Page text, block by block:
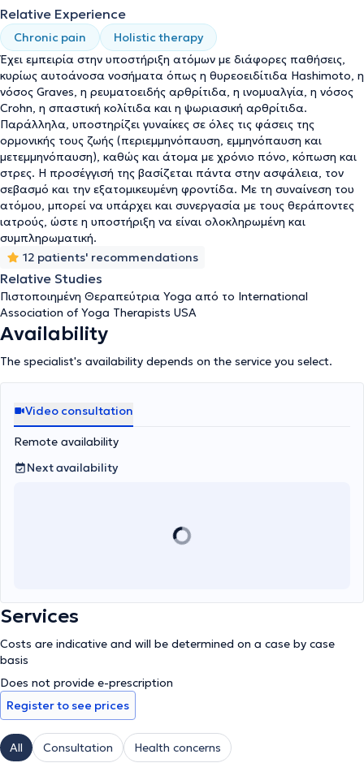
Relative Experience
Chronic pain
Holistic therapy
Έχει εμπειρία στην υποστήριξη ατόμων με διάφορες παθήσεις,
κυρίως αυτοάνοσα νοσήματα όπως η θυρεοειδίτιδα Hashimoto, η
νόσος Graves, η ρευματοειδής αρθρίτιδα, η ινομυαλγία, η νόσος
Crohn, η σπαστική κολίτιδα και η ψωριασική αρθρίτιδα.
Παράλληλα, υποστηρίζει γυναίκες σε όλες τις φάσεις της
ορμονικής τους ζωής (περιεμμηνόπαυση, εμμηνόπαυση και
μετεμμηνόπαυση), καθώς και άτομα με χρόνιο πόνο, κόπωση και
στρες. Η προσέγγισή της βασίζεται πάντα στην ασφάλεια, τον
σεβασμό και την εξατομικευμένη φροντίδα. Με τη συναίνεση του
ατόμου, μπορεί να υπάρχει και συνεργασία με τους θεράποντες
ιατρούς, ώστε η υποστήριξη να είναι ολοκληρωμένη και
συμπληρωματική.
12 patients' recommendations
Relative Studies
Πιστοποιημένη Θεραπεύτρια Yoga από το International
Association of Yoga Therapists USA
Availability
The specialist's availability depends on the service you select.
Video consultation
Remote availability
Next availability
Services
Costs are indicative and will be determined on a case by case
basis
Does not provide e-prescription
Register to see prices
All Consultation Health concerns